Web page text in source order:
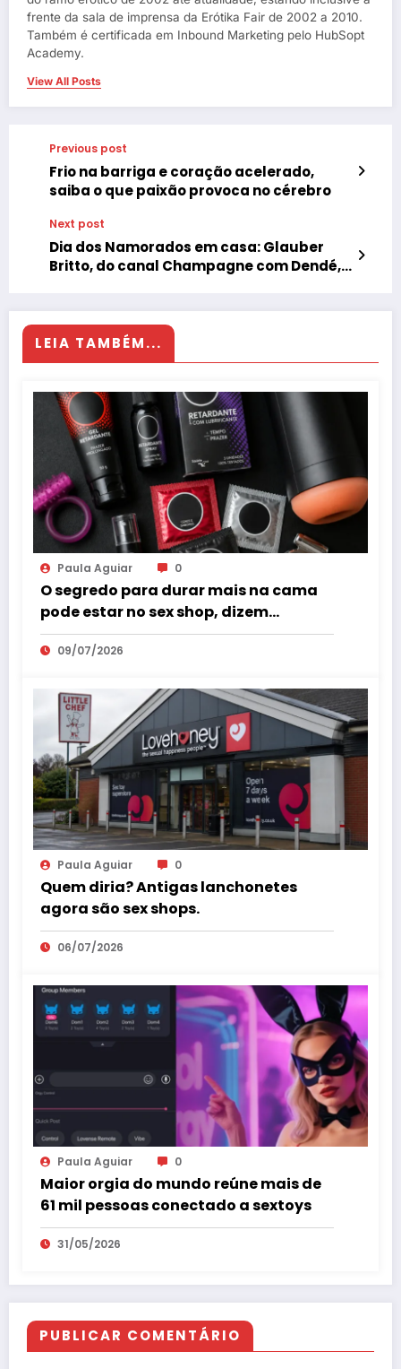
frente da sala de imprensa da Erótika Fair de 2002 a 2010.
Também é certificada em Inbound Marketing pelo HubSopt
Academy.
View All Posts
Previous post
Frio na barriga e coração acelerado,
saiba o que paixão provoca no cérebro
Next post
Dia dos Namorados em casa: Glauber
Britto, do canal Champagne com Dendé,
LEIA TAMBÉM...
Paula Aguiar 0
O segredo para durar mais na cama
pode estar no sex shop, dizem
especialistas em saúde sexual
09/07/2026
Paula Aguiar 0
Quem diria? Antigas lanchonetes
agora são sex shops.
06/07/2026
Paula Aguiar 0
Maior orgia do mundo reúne mais de
61 mil pessoas conectado a sextoys
31/05/2026
PUBLICAR COMENTÁRIO